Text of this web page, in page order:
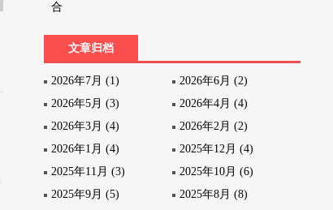
合
文章归档
2026年7月 (1)
2026年6月 (2)
2026年5月 (3)
2026年4月 (4)
2026年3月 (4)
2026年2月 (2)
2026年1月 (4)
2025年12月 (4)
2025年11月 (3)
2025年10月 (6)
2025年9月 (5)
2025年8月 (8)